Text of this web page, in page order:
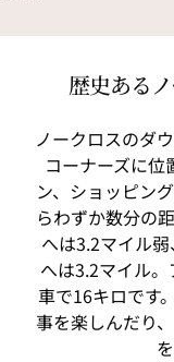
歴史ある
ノークロスのダ
コーナーズに
ン、ショッピン
らわずか数分の
へは3.2マイル
へは3.2マイル
車で16キロです
事を楽しんだり